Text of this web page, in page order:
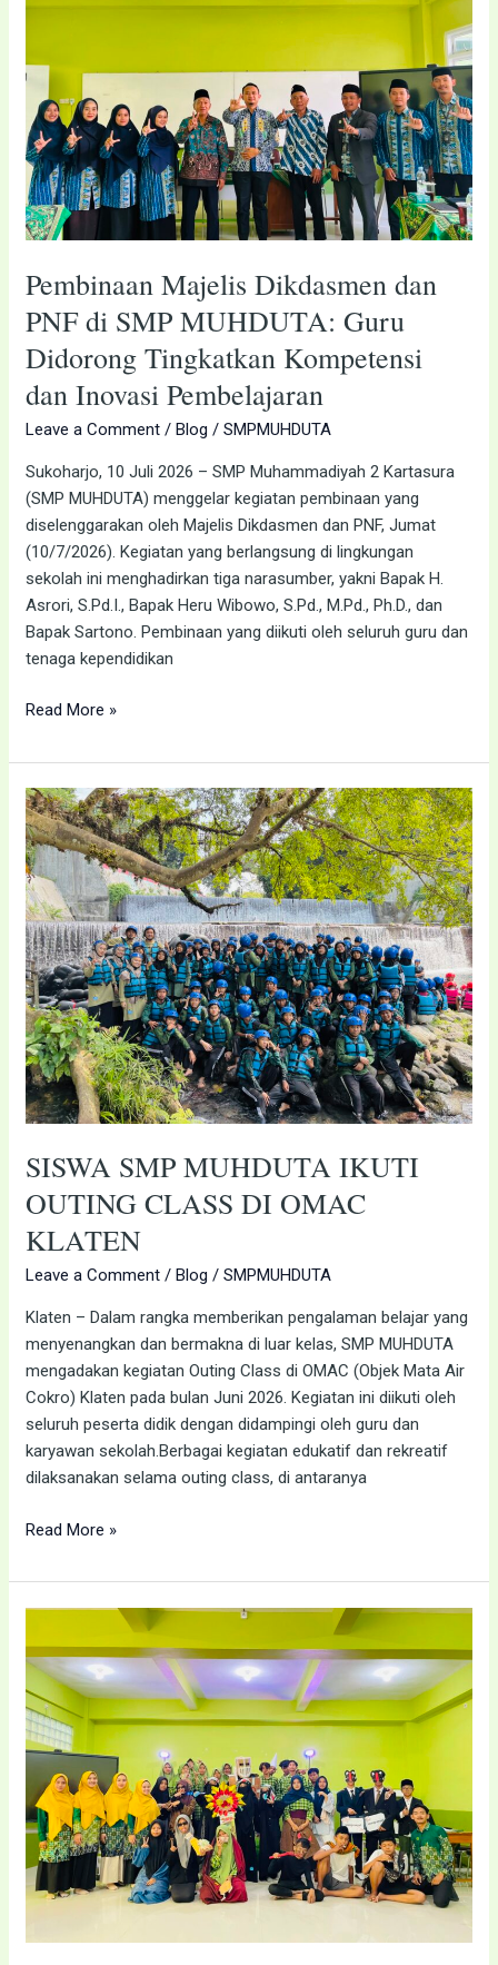
Pembinaan Majelis Dikdasmen dan
PNF di SMP MUHDUTA: Guru
Didorong Tingkatkan Kompetensi
dan Inovasi Pembelajaran
Leave a Comment /Blog /SMPMUHDUTA
Sukoharjo, 10 Juli 2026 – SMP Muhammadiyah 2 Kartasura
(SMP MUHDUTA) menggelar kegiatan pembinaan yang
diselenggarakan oleh Majelis Dikdasmen dan PNF, Jumat
(10/7/2026). Kegiatan yang berlangsung di lingkungan
sekolah ini menghadirkan tiga narasumber, yakni Bapak H.
Asrori, S.Pd.I., Bapak Heru Wibowo, S.Pd., M.Pd., Ph.D., dan
Bapak Sartono. Pembinaan yang diikuti oleh seluruh guru dan
tenaga kependidikan
MUHDUTA:
Guru
Didorong
Tingkatkan
Kompetensi
dan
Inovasi
Read More »
SISWA SMP MUHDUTA IKUTI
OUTING CLASS DI OMAC
KLATEN
Leave a Comment / Blog /SMPMUHDUTA
Klaten – Dalam rangka memberikan pengalaman belajar yang
menyenangkan dan bermakna di luar kelas, SMP MUHDUTA
mengadakan kegiatan Outing Class di OMAC (Objek Mata Air
Cokro) Klaten pada bulan Juni 2026. Kegiatan ini diikuti oleh
seluruh peserta didik dengan didampingi oleh guru dan
karyawan sekolah.Berbagai kegiatan edukatif dan rekreatif
dilaksanakan selama outing class, di antaranya
SISWA
SMP
MUHDUTA
IKUTI
OUTING
CLASS
DI
OMAC
KLATEN
Read More »
Meeting
SMP
Muhduta
Berlangsung
Meriah,
Padukan
Lomba
Indoor
dan
Outdoor